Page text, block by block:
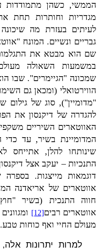
הממשי, כשהן מתמודדות
מגדריות וחותרות תחת
לעיתים בעזרת מה
גבריים ונשיים. המונח
שם הוא מבטא את
במשמעות השאולה
שמכונה "הגיימרים". שבו
הווירטואלי (ומכאן גם
"מדומיין"), סוג של גילום
להגדרה של דיקנסון את
האווטארים השיריים
המדומיינת בשיר, עד
שינותחו להלן, אתייחס
התנכיות – יעקב אצל
דוגמאות מייצגות.
אווטארים של אריאדנה
חווה התנכית (בשיר
אווטארים רבים[12]
מעולם החיי ואף כוחות טבע.
למרות יתרונות